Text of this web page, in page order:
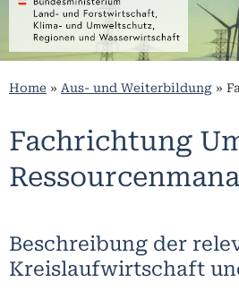
Home » Aus- und Weiterbildung »
Fachrichtung
Beschreibung der
Kreislaufwirtschaft